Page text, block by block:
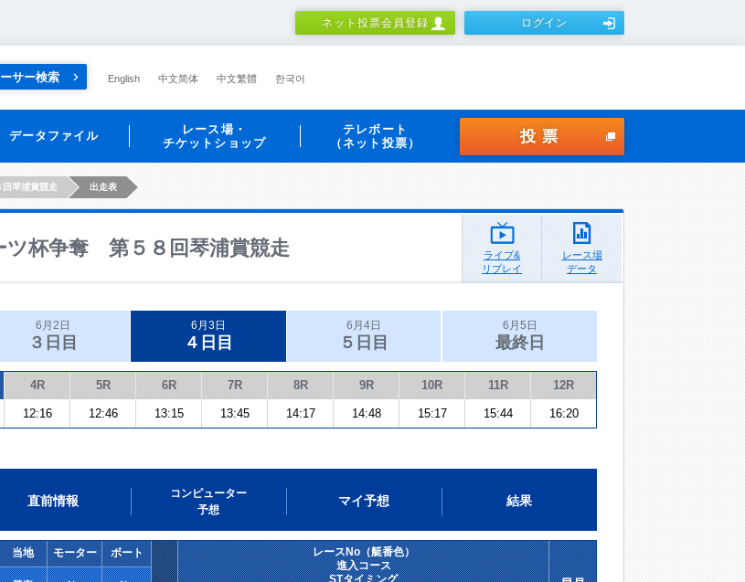
ネット投票会員登録 ログイン
サー検索 English 中文简体 中文繁體 한국어
データファイル
レース場・
チケットショップ
テレボート
（ネット投票）
投票
琴浦賞競走 出走表
ツ杯争奪 第５８回琴浦賞競走
ライブ&
リプレイ
レース場
データ
6月2日
３日目
6月3日
４日目
6月4日
５日目
6月5日
最終日
4R 5R 6R 7R 8R 9R 10R 11R 12R
12:16 12:46 13:15 13:45 14:17 14:48 15:17 15:44 16:20
直前情報
コンピューター
予想
マイ予想 結果
当地 モーター ボート
レースNo（艇番色）
進入コース
STタイミング